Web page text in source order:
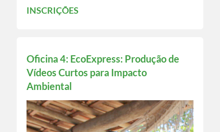
INSCRIÇÕES
Oficina 4: EcoExpress: Produção de
Vídeos Curtos para Impacto
Ambiental